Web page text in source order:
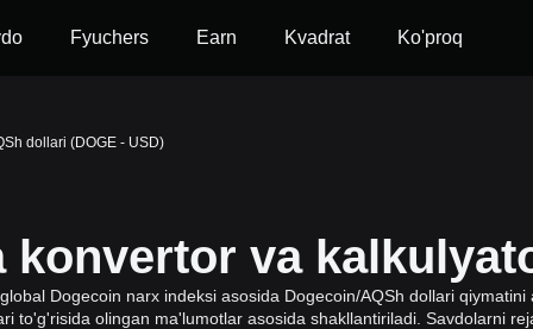
Fyuchers Earn Kvadrat Ko'proq
dollari (DOGE - USD)
konvertor va
Dogecoin narx indeksi asosida Dogecoin/AQSh dollari
to'g'risida olingan ma'lumotlar asosida shakllantiriladi. Savdolarni